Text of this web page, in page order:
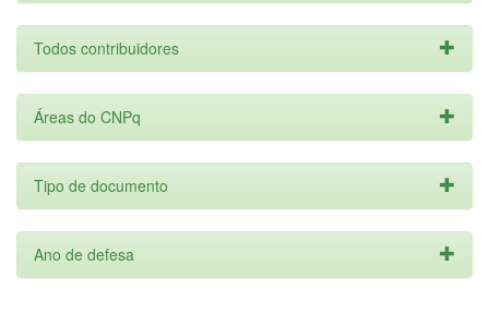
Todos contribuidores
Áreas do CNPq
Tipo de documento
Ano de defesa